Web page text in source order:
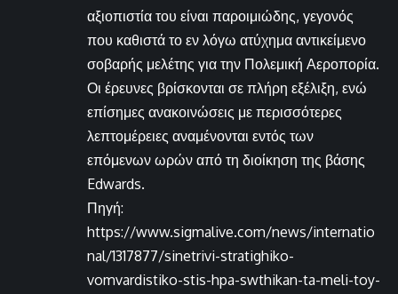
αξιοπιστία του είναι παροιμιώδης, γεγονός
που καθιστά το εν λόγω ατύχημα αντικείμενο
σοβαρής μελέτης για την Πολεμική Αεροπορία.
Οι έρευνες βρίσκονται σε πλήρη εξέλιξη, ενώ
επίσημες ανακοινώσεις με περισσότερες
λεπτομέρειες αναμένονται εντός των
επόμενων ωρών από τη διοίκηση της βάσης
Edwards.
Πηγή:
https://www.sigmalive.com/news/internatio
nal/1317877/sinetrivi-stratighiko-
vomvardistiko-stis-hpa-swthikan-ta-meli-toy-